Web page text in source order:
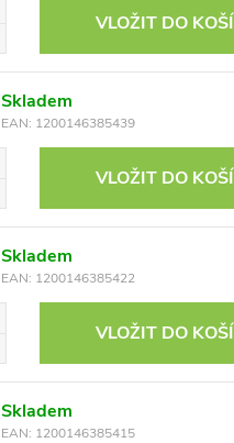
VLOŽIT DO
Skladem
EAN: 1200146385439
VLOŽIT DO
Skladem
EAN: 1200146385422
VLOŽIT DO
Skladem
EAN: 1200146385415